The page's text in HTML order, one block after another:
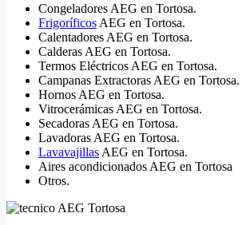
Congeladores AEG en Tortosa.
Frigoríficos AEG en Tortosa.
Calentadores AEG en Tortosa.
Calderas AEG en Tortosa.
Termos Eléctricos AEG en Tortosa.
Campanas Extractoras AEG en Tortosa.
Hornos AEG en Tortosa.
Vitrocerámicas AEG en Tortosa.
Secadoras AEG en Tortosa.
Lavadoras AEG en Tortosa.
Lavavajillas AEG en Tortosa.
Aires acondicionados AEG en Tortosa
Otros.